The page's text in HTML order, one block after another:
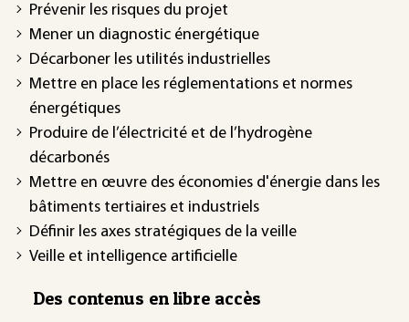
Prévenir les risques du projet
Mener un diagnostic énergétique
Décarboner les utilités industrielles
Mettre en place les réglementations et normes
énergétiques
Produire de l’électricité et de l’hydrogène
décarbonés
Mettre en œuvre des économies d'énergie dans les
bâtiments tertiaires et industriels
Définir les axes stratégiques de la veille
Veille et intelligence artificielle
Des contenus en libre accès